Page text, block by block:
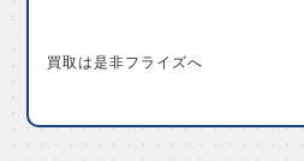
買取は是非フライズへ